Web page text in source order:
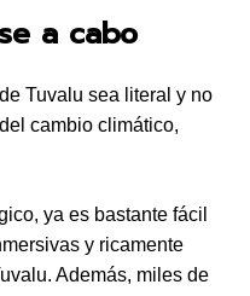
a cabo
Tuvalu sea literal y no
cambio climático,
ya es bastante fácil
y ricamente
Además, miles de